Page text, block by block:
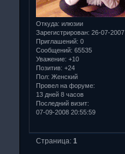
Откуда: илюзии
Зарегистрирован: 26-07-2007
Приглашений: 0
Сообщений: 65535
Уважение: +10
Позитив: +24
Пол: Женский
Провел на форуме:
13 дней 8 часов
Последний визит:
07-09-2008 20:55:59
Страница: 1